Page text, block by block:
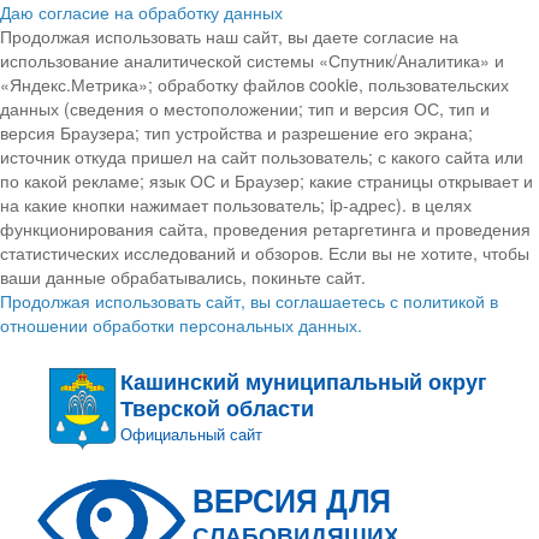
Даю согласие на обработку данных
Продолжая использовать наш сайт, вы даете согласие на
использование аналитической системы «Спутник/Аналитика» и
«Яндекс.Метрика»; обработку файлов cookie, пользовательских
данных (сведения о местоположении; тип и версия ОС, тип и
версия Браузера; тип устройства и разрешение его экрана;
источник откуда пришел на сайт пользователь; с какого сайта или
по какой рекламе; язык ОС и Браузер; какие страницы открывает и
на какие кнопки нажимает пользователь; ip-адрес). в целях
функционирования сайта, проведения ретаргетинга и проведения
статистических исследований и обзоров. Если вы не хотите, чтобы
ваши данные обрабатывались, покиньте сайт.
Продолжая использовать сайт, вы соглашаетесь с политикой в
отношении обработки персональных данных.